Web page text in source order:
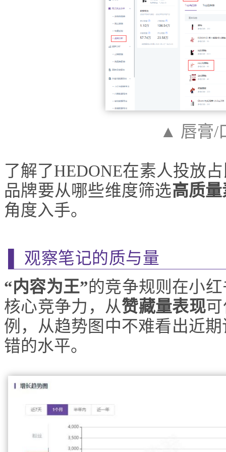
▲ 唇膏/
了解了HEDONE在素人投放
品牌要从哪些维度筛选高质
角度入手。
▌ 观察笔记的质与量
“内容为王”的竞争规则在小
核心竞争力，从赞藏量表现
例，从趋势图中不难看出近
错的水平。